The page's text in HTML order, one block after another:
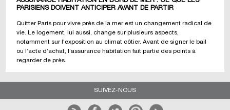
PARISIENS DOIVENT ANTICIPER AVANT DE PARTIR
Quitter Paris pour vivre près de la mer est un changement radical de
vie. Le logement, lui aussi, change sur plusieurs aspects,
notamment sur l'exposition au climat côtier. Avant de signer le bail
ou l’acte d’achat, l’assurance habitation fait partie des points à
regarder de près.
SUIVEZ-NOUS